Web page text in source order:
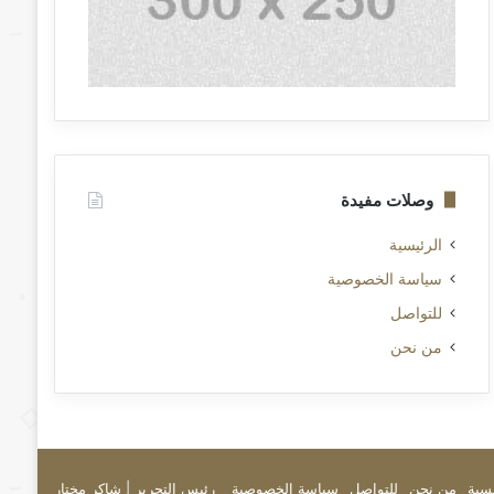
وصلات مفيدة
الرئيسية
سياسة الخصوصية
للتواصل
من نحن
رئيس التحرير | شاكر مختار من نحن للتواصل سياسة الخصوصية